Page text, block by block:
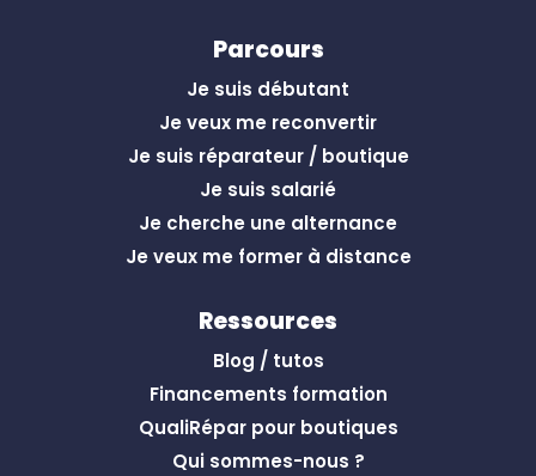
Parcours
Je suis débutant
Je veux me reconvertir
Je suis réparateur / boutique
Je suis salarié
Je cherche une alternance
Je veux me former à distance
Ressources
Blog / tutos
Financements formation
QualiRépar pour boutiques
Qui sommes-nous ?